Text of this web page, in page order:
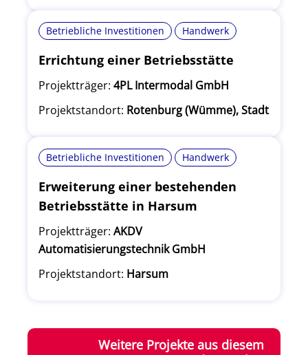
Betriebliche Investitionen Handwerk
Errichtung einer Betriebsstätte
Projektträger: 4PL Intermodal GmbH
Projektstandort: Rotenburg (Wümme), Stadt
Betriebliche Investitionen Handwerk
Erweiterung einer bestehenden
Betriebsstätte in Harsum
Projektträger: AKDV
Automatisierungstechnik GmbH
Projektstandort: Harsum
Weitere Projekte aus diesem